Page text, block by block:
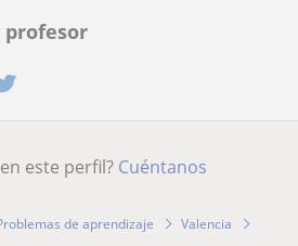
profesor
este perfil? Cuéntanos
de aprendizaje
Valencia